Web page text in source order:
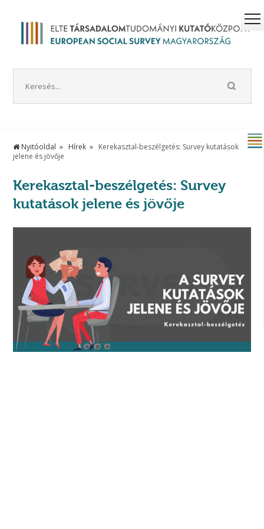
Nyitóoldal Hírek
Kerekasztal-beszélgetés: Survey kutatások
jelene és jövője
Kerekasztal-beszélgetés: Survey
kutatások jelene és jövője